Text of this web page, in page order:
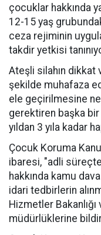
çocuklar hakkında
12-15 yaş
ceza rejiminin
takdir yetkisi
Ateşli silahın dikkat
şekilde muhafaza
ele geçirilmesine
gerektiren başka bir
yıldan 3 yıla kadar
Çocuk Koruma
ibaresi, "adli
hakkında kamu
idari tedbirlerin
Hizmetler
müdürlüklerine